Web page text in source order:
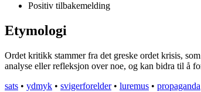
Positiv tilbakemelding
Etymologi
Ordet kritikk stammer fra det greske ordet krisis,
analyse eller refleksjon over noe, og kan bidra til å
sats • ydmyk • svigerforelder• luremus • propaganda